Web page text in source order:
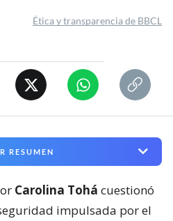
Ética y transparencia de BBCL
RESUMEN
Carolina Tohá cuestionó
impulsada por el